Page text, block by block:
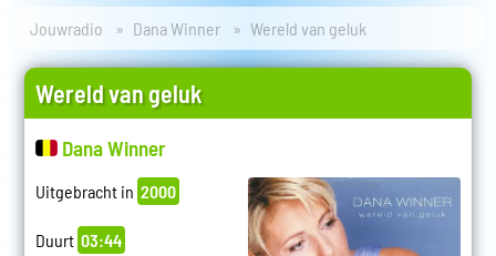
Jouwradio Dana Winner Wereld van geluk
Wereld van geluk
Dana Winner
Uitgebracht in 2000
Duurt 03:44